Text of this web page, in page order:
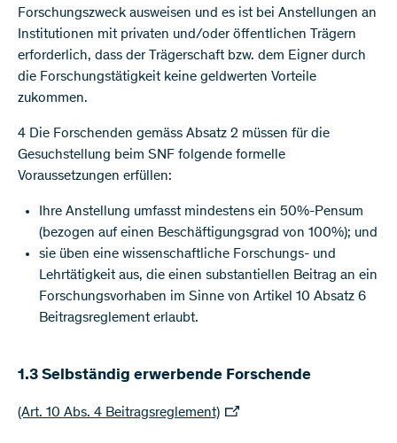
Forschungszweck ausweisen und es ist bei Anstellungen an
Institutionen mit privaten und/oder öffentlichen Trägern
erforderlich, dass der Trägerschaft bzw. dem Eigner durch
die Forschungstätigkeit keine geldwerten Vorteile
zukommen.
4 Die Forschenden gemäss Absatz 2 müssen für die
Gesuchstellung beim SNF folgende formelle
Voraussetzungen erfüllen:
Ihre Anstellung umfasst mindestens ein 50%-Pensum
(bezogen auf einen Beschäftigungsgrad von 100%); und
sie üben eine wissenschaftliche Forschungs- und
Lehrtätigkeit aus, die einen substantiellen Beitrag an ein
Forschungsvorhaben im Sinne von Artikel 10 Absatz 6
Beitragsreglement erlaubt.
1.3 Selbständig erwerbende Forschende
(Art. 10 Abs. 4 Beitragsreglement)